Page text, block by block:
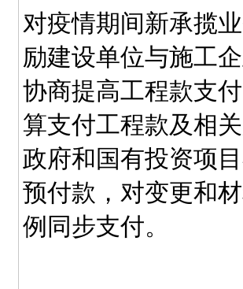
对疫情期间新承揽
励建设单位与施工
协商提高工程款支
算支付工程款及相
政府和国有投资项
预付款，对变更和
例同步支付。